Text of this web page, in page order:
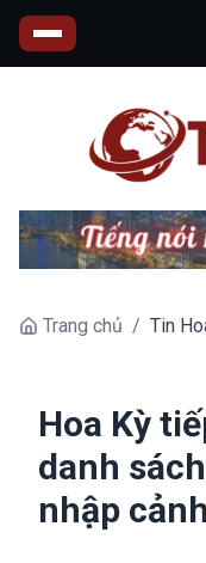
Trang chủ / Tin
Hoa Kỳ
danh
nhập cảnh